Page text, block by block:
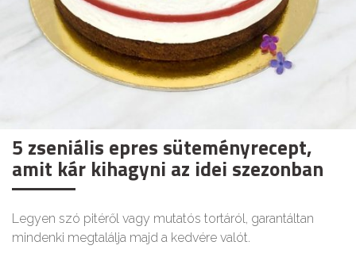
5 zseniális epres süteményrecept,
amit kár kihagyni az idei szezonban
Legyen szó pitéről vagy mutatós tortáról, garantáltan
mindenki megtalálja majd a kedvére valót.